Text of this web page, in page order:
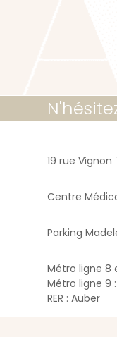
19 rue Vignon
Centre
Parking
Métro ligne 8
Métro ligne 9
RER : Auber